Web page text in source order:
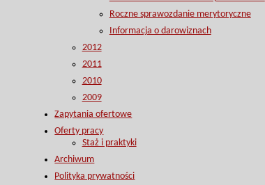
Roczne sprawozdanie merytoryczne
Informacja o darowiznach
2012
2011
2010
2009
Zapytania ofertowe
Oferty pracy
Staż i praktyki
Archiwum
Polityka prywatności